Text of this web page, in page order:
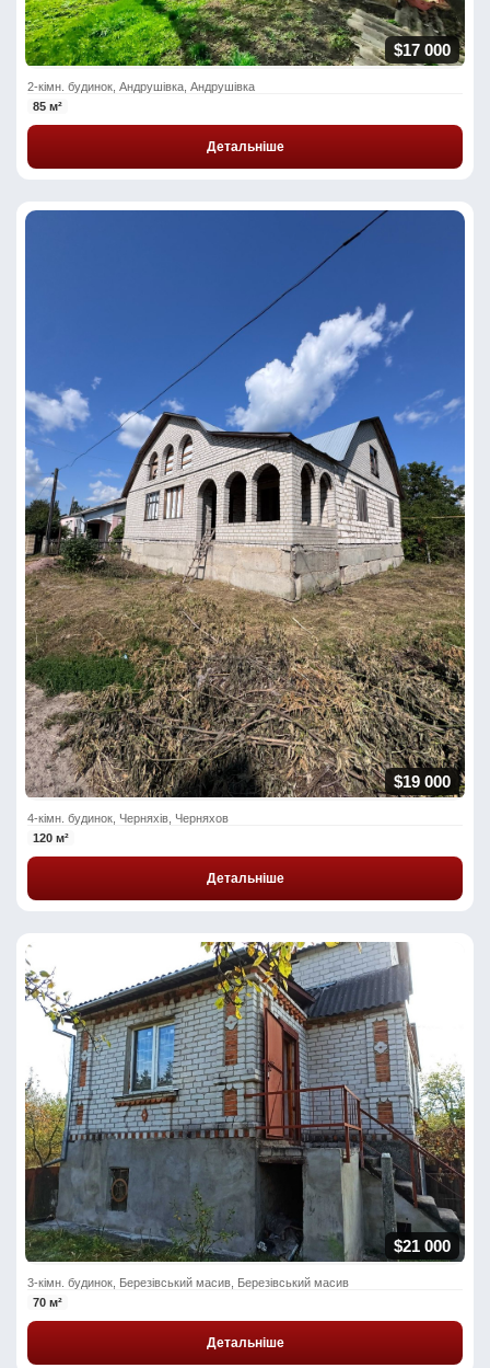
$17 000
2-кімн. будинок, Андрушівка, Андрушівка
85 м²
Детальніше
$19 000
4-кімн. будинок, Черняхів, Черняхов
120 м²
Детальніше
$21 000
3-кімн. будинок, Березівський масив, Березівський масив
70 м²
Детальніше